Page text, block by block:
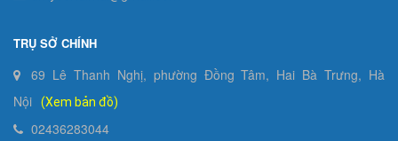
TRỤ SỞ CHÍNH
69 Lê Thanh Nghị, phường Đồng Tâm, Hai Bà Trưng, Hà
Nội
(Xem bản đồ)
02436283044